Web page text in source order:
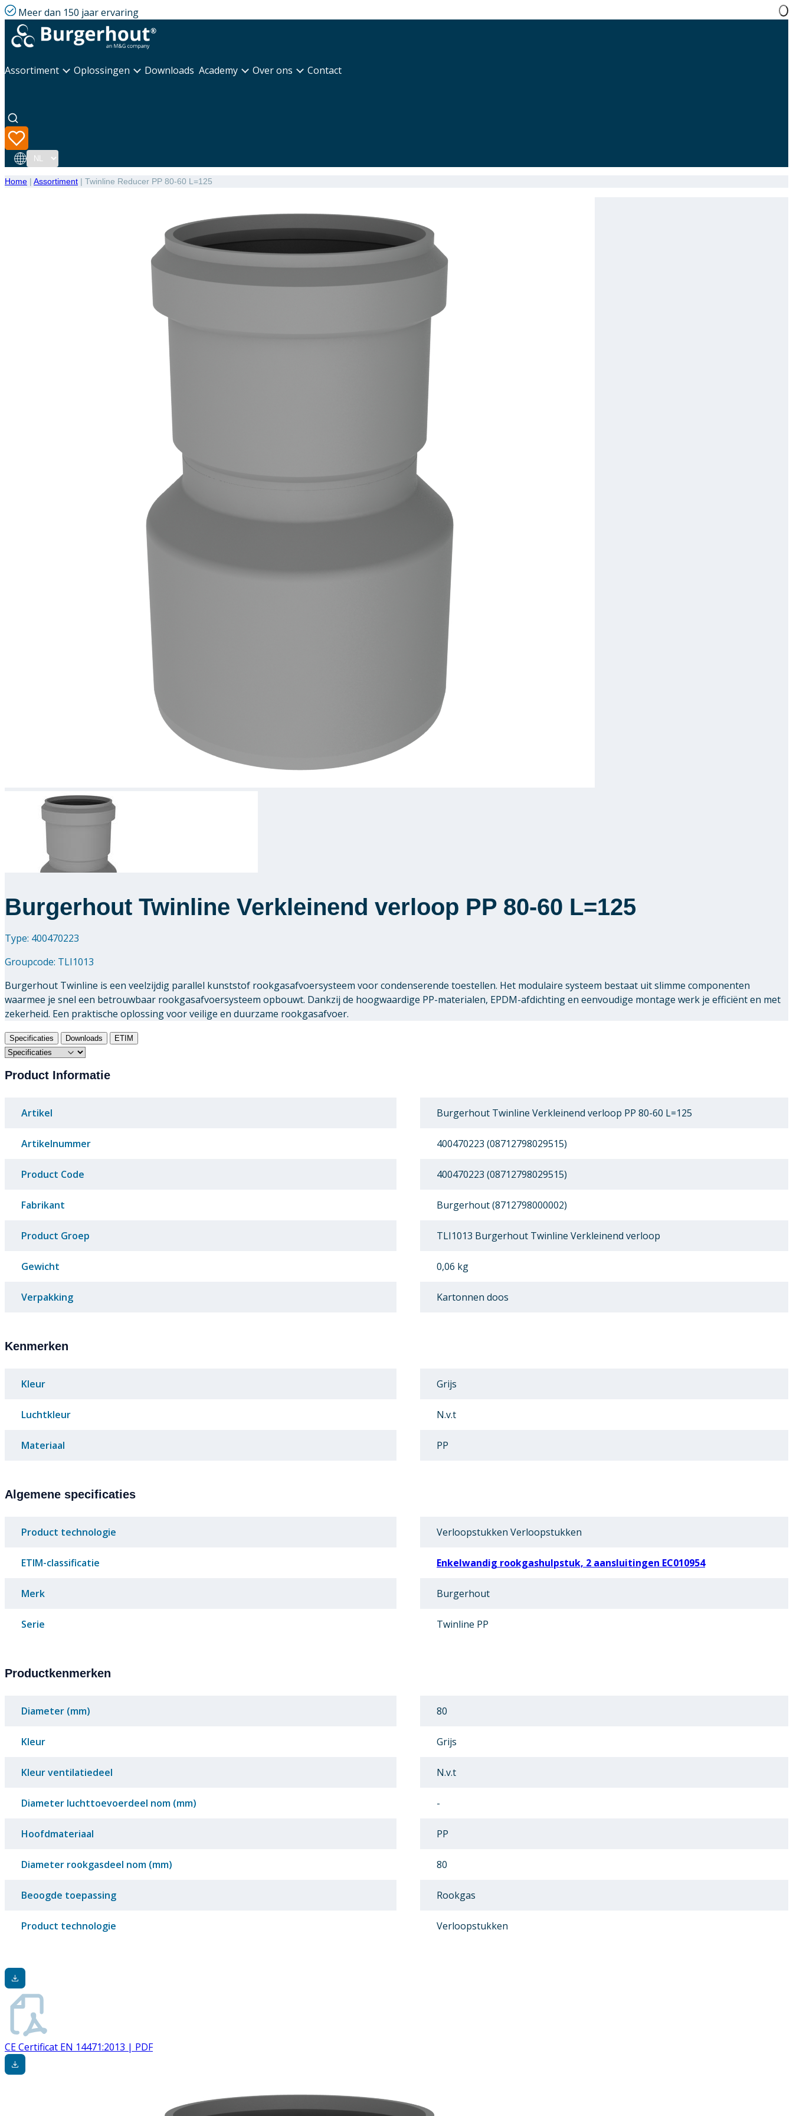
Meer dan 150 jaar ervaring
Assortiment Oplossingen Downloads Academy Over ons Contact
Taal
Home | Assortiment | Twinline Reducer PP 80-60 L=125
Burgerhout Twinline Verkleinend verloop PP 80-60 L=125
Type: 400470223
Groupcode: TLI1013
Burgerhout Twinline is een veelzijdig parallel kunststof rookgasafvoersysteem voor condenserende toestellen. Het modulaire systeem bestaat uit slimme componenten
waarmee je snel een betrouwbaar rookgasafvoersysteem opbouwt. Dankzij de hoogwaardige PP-materialen, EPDM-afdichting en eenvoudige montage werk je efficiënt en met
zekerheid. Een praktische oplossing voor veilige en duurzame rookgasafvoer.
Specificaties Downloads ETIM
Product Informatie
Artikel Burgerhout Twinline Verkleinend verloop PP 80-60 L=125
Artikelnummer 400470223 (08712798029515)
Product Code 400470223 (08712798029515)
Fabrikant Burgerhout (8712798000002)
Product Groep TLI1013 Burgerhout Twinline Verkleinend verloop
Gewicht 0,06 kg
Verpakking Kartonnen doos
Kenmerken
Kleur Grijs
Luchtkleur N.v.t
Materiaal PP
Algemene specificaties
Product technologie Verloopstukken Verloopstukken
ETIM-classificatie Enkelwandig rookgashulpstuk, 2 aansluitingen EC010954
Merk Burgerhout
Serie Twinline PP
Productkenmerken
Diameter (mm) 80
Kleur Grijs
Kleur ventilatiedeel N.v.t
Diameter luchttoevoerdeel nom (mm) -
Hoofdmateriaal PP
Diameter rookgasdeel nom (mm) 80
Beoogde toepassing Rookgas
Product technologie Verloopstukken
CE Certificat EN 14471:2013 | PDF